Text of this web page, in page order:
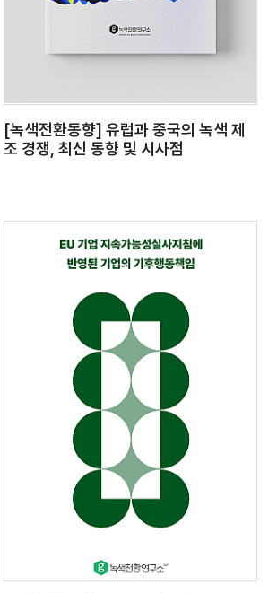
[녹색전환동향] 유럽과 중국의 녹색 제
조 경쟁, 최신 동향 및 시사점